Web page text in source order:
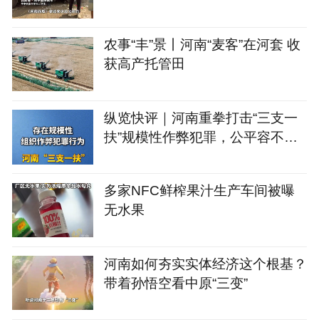
农事“丰”景丨河南“麦客”在河套 收
获高产托管田
纵览快评｜河南重拳打击“三支一
扶”规模性作弊犯罪，公平容不得
多家NFC鲜榨果汁生产车间被曝
无水果
河南如何夯实实体经济这个根基？
带着孙悟空看中原“三变”